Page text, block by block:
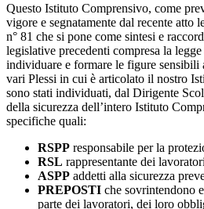
Questo Istituto Comprensivo, come
vigore e segnatamente dal recente atto
n° 81 che si pone come sintesi e
legislative precedenti compresa la
individuare e formare le figure sensibili
vari Plessi in cui è articolato il nostro
sono stati individuati, dal Dirigente
della sicurezza dell’intero Istituto
specifiche quali:
RSPP responsabile per la
RSL rappresentante dei
ASPP addetti alla sicurezza
PREPOSTI che sovrintendono
parte dei lavoratori, dei loro